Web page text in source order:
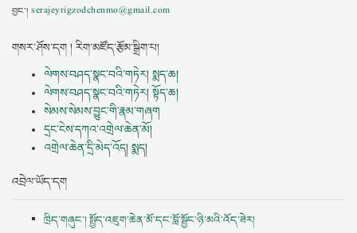
བྱང་།serajeyrigzodchenmo@gmail.com
གསར་ཤོས་དག ། རིག་མཛོད་རྩོམ་སྒྲིག་པ།
ལེགས་བཤད་སྣང་བའི་གཏེར། སྨད་ཆ།
ལེགས་བཤད་སྣང་བའི་གཏེར། སྟོད་ཆ།
སེམས་སེམས་བྱུང་གི་རྣམ་གཞག
དྲང་ངེས་དཀའ་འགྲེལ་ཆེན་མོ།
འགྲེལ་ཆེན་དྲི་མེད་འོད། སྨད།
འབྲེལ་ཡོད་དག
ཁྲིད་གཞུང་། སྤྱོད་འཇུག་ཆེན་མོ་དང་བློ་སྦྱོང་ཉི་མའི་འོད་ཟེར།